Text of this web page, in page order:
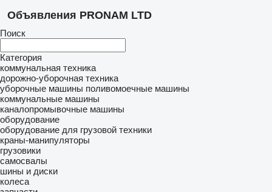
Объявления PRONAM LTD
Поиск
Категория
коммунальная техника
дорожно-уборочная техника
уборочные машины поливомоечные машины
коммунальные машины
каналопромывочные машины
оборудование
оборудование для грузовой техники
краны-манипуляторы
грузовики
самосвалы
шины и диски
колеса